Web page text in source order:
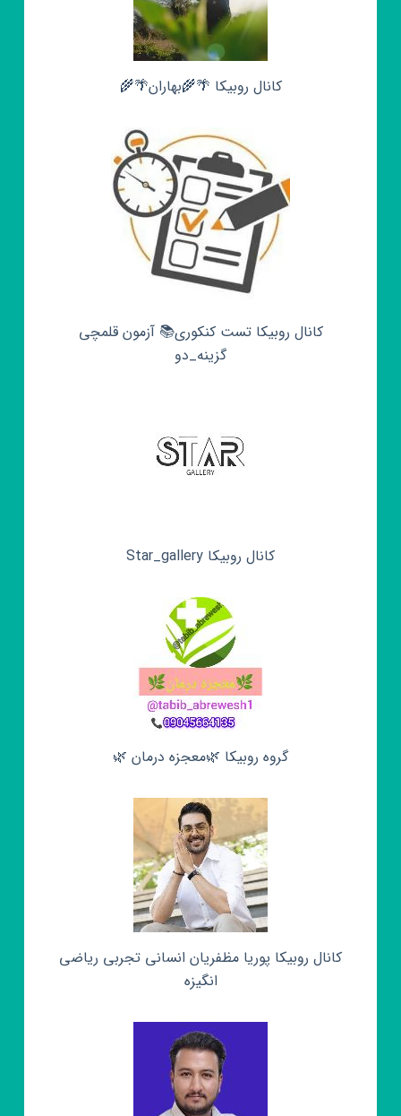
کانال روبیکا 🌴🌾بهاران🌴🌾
کانال روبیکا تست کنکوری📚 آزمون قلمچی‌‌
گزینه_دو
کانال روبیکا Star_gallery
گروه روبیکا 🌿معجزه درمان 🌿
کانال روبیکا پوریا مظفریان انسانی تجربی ریاضی
انگیزه